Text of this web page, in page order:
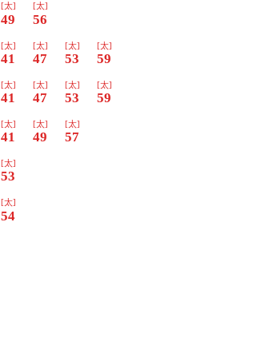
[太]
49
[太]
56
[太]
41
[太]
47
[太]
53
[太]
59
[太]
41
[太]
47
[太]
53
[太]
59
[太]
41
[太]
49
[太]
57
[太]
53
[太]
54